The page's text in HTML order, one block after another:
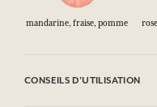
mandarine, fraise, pomme
CONSEILS D'UTILISATION